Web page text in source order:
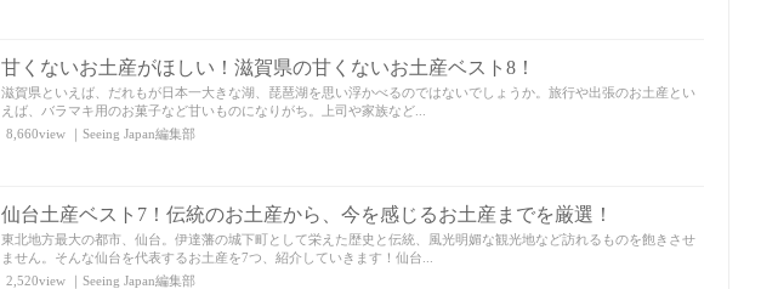
甘くないお土産がほしい！滋賀県の甘くないお土産ベスト8！
滋賀県といえば、だれもが日本一大きな湖、琵琶湖を思い浮かべるのではないでしょうか。旅行や出張のお土産とい
えば、バラマキ用のお菓子など甘いものになりがち。上司や家族など...
8,660view
Seeing Japan編集部
仙台土産ベスト7！伝統のお土産から、今を感じるお土産までを厳選！
東北地方最大の都市、仙台。伊達藩の城下町として栄えた歴史と伝統、風光明媚な観光地など訪れるものを飽きさせ
ません。そんな仙台を代表するお土産を7つ、紹介していきます！仙台...
2,520view
Seeing Japan編集部